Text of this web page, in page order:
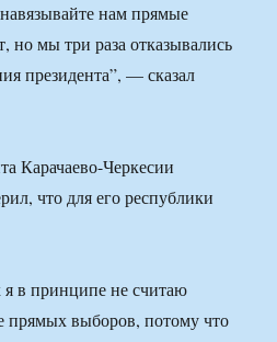
нам прямые
но мы три раза отказывались
президента”, — сказал
Карачаево-Черкесии
что для его республики
в принципе не считаю
прямых выборов, потому что